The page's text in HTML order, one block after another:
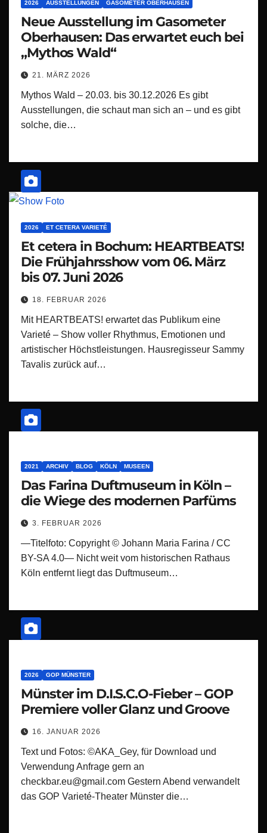
2026 AUSSTELLUNGEN GASOMETER OBERHAUSEN
Neue Ausstellung im Gasometer
Oberhausen: Das erwartet euch bei
„Mythos Wald“
21. MÄRZ 2026
Mythos Wald – 20.03. bis 30.12.2026 Es gibt
Ausstellungen, die schaut man sich an – und es gibt
solche, die…
2026 ET CETERA VARIETÉ
Et cetera in Bochum: HEARTBEATS!
Die Frühjahrsshow vom 06. März
bis 07. Juni 2026
18. FEBRUAR 2026
Mit HEARTBEATS! erwartet das Publikum eine
Varieté – Show voller Rhythmus, Emotionen und
artistischer Höchstleistungen. Hausregisseur Sammy
Tavalis zurück auf…
2021 ARCHIV BLOG KÖLN MUSEEN
Das Farina Duftmuseum in Köln –
die Wiege des modernen Parfüms
3. FEBRUAR 2026
—Titelfoto: Copyright © Johann Maria Farina / CC
BY-SA 4.0— Nicht weit vom historischen Rathaus
Köln entfernt liegt das Duftmuseum…
2026 GOP MÜNSTER
Münster im D.I.S.C.O-Fieber – GOP
Premiere voller Glanz und Groove
16. JANUAR 2026
Text und Fotos: ©AKA_Gey, für Download und
Verwendung Anfrage gern an
checkbar.eu@gmail.com Gestern Abend verwandelt
das GOP Varieté-Theater Münster die…